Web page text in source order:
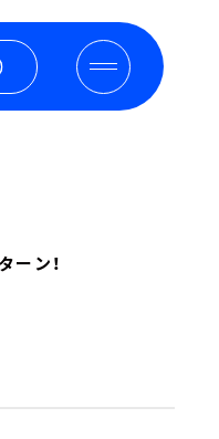
ーン！